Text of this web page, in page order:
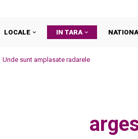
LOCALE IN TARA
Unde sunt amplasate radarele